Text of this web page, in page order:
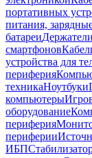
портативных
питания,
батареи
смартфонов
устройства для
периферия
техникаНоутбуки
компьютеры
оборудование
периферия
периферии
ИБП